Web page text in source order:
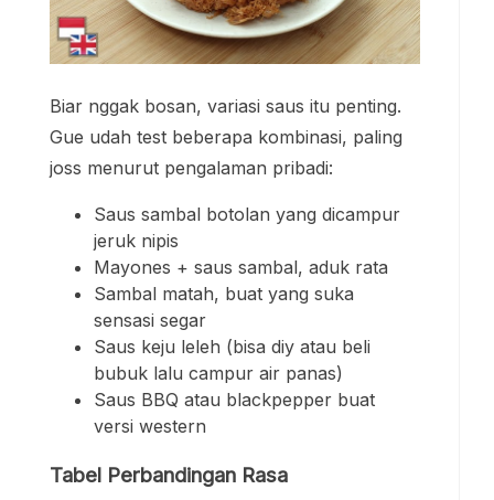
Biar nggak bosan, variasi saus itu penting.
Gue udah test beberapa kombinasi, paling
joss menurut pengalaman pribadi:
Saus sambal botolan yang dicampur
jeruk nipis
Mayones + saus sambal, aduk rata
Sambal matah, buat yang suka
sensasi segar
Saus keju leleh (bisa diy atau beli
bubuk lalu campur air panas)
Saus BBQ atau blackpepper buat
versi western
Tabel Perbandingan Rasa